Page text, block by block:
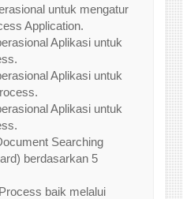
untuk mengatur
Application.
Aplikasi untuk
Aplikasi untuk
Aplikasi untuk
Searching
berdasarkan 5
baik melalui